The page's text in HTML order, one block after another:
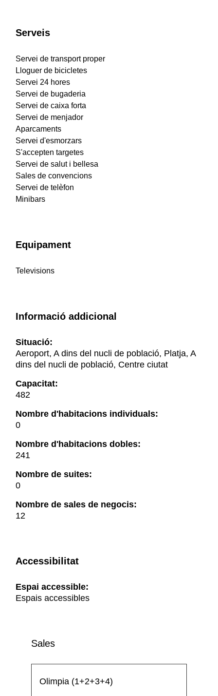
Serveis
Servei de transport proper
Lloguer de bicicletes
Servei 24 hores
Servei de bugaderia
Servei de caixa forta
Servei de menjador
Aparcaments
Servei d'esmorzars
S'accepten targetes
Servei de salut i bellesa
Sales de convencions
Servei de telèfon
Minibars
Equipament
Televisions
Informació addicional
Situació:
Aeroport, A dins del nucli de població, Platja, A
dins del nucli de població, Centre ciutat
Capacitat:
482
Nombre d'habitacions individuals:
0
Nombre d'habitacions dobles:
241
Nombre de suites:
0
Nombre de sales de negocis:
12
Accessibilitat
Espai accessible:
Espais accessibles
Sales
Olimpia (1+2+3+4)